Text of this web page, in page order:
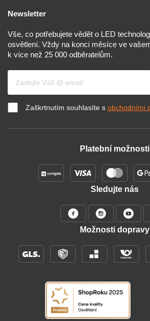
Newsletter
Vše, co potřebujete vědět o LED
osvětlení. Vždy na konci měsíce ve
k více než 25 000 odběratelům.
Zaškrtnutím souhlasíte s obchodními
Platební možnosti
Sledujte nás
Možnosti dopravy